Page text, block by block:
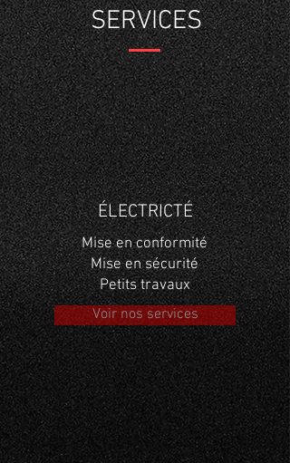
SERVICES
ÉLECTRICTÉ
Mise en conformité
Mise en sécurité
Petits travaux
Voir nos services